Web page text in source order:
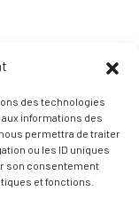
des technologies
informations des
permettra de traiter
ou les ID uniques
son consentement
et fonctions.